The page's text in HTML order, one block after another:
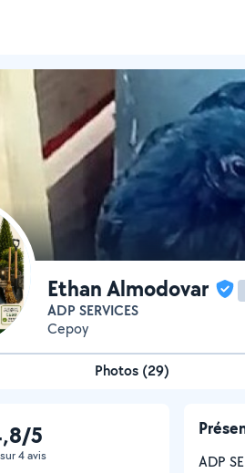
Ethan Almodovar
ADP SERVICES
Cepoy
Photos (29)
5
4 avis
ADP